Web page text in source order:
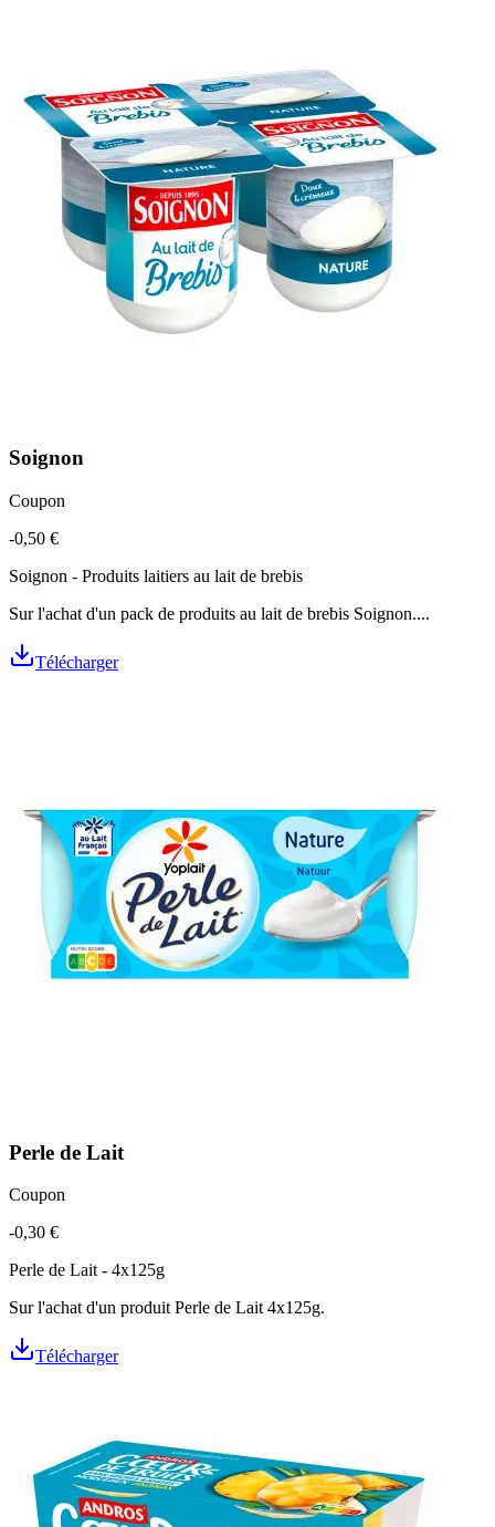
Soignon
Coupon
-0,50 €
Soignon - Produits laitiers au lait de brebis
Sur l'achat d'un pack de produits au lait de brebis Soignon....
Télécharger
Perle de Lait
Coupon
-0,30 €
Perle de Lait - 4x125g
Sur l'achat d'un produit Perle de Lait 4x125g.
Télécharger